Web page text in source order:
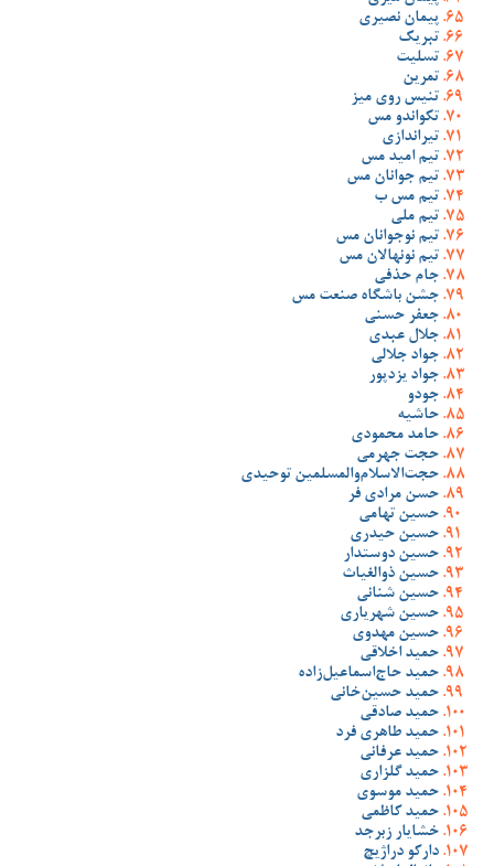
پیمان نصیری
تبریک
تسلیت
تمرین
تنیس روی میز
تکواندو مس
تیراندازی
تیم امید مس
تیم جوانان مس
تیم مس ب
تیم ملی
تیم نوجوانان مس
تیم نونهالان مس
جام حذفی
جشن باشگاه صنعت مس
جعفر حسنی
جلال عبدی
جواد جلالی
جواد یزدپور
جودو
حاشیه
حامد محمودی
حجت جهرمی
حجت‌الاسلام‌والمسلمین توحیدی
حسن مرادی فر
حسین تهامی
حسین حیدری
حسین دوستدار
حسین ذوالغیاث
حسین شنانی
حسین شهریاری
حسین مهدوی
حمید اخلاقی
حمید حاج‌اسماعیل‌زاده
حمید حسین‌خانی
حمید صادقی
حمید طاهری فرد
حمید عرفانی
حمید گلزاری
حمید موسوی
حمید کاظمی
خشایار زبرجد
دارکو دراژیچ